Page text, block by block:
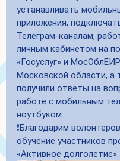
устанавливать
приложения,
Телеграм-каналам,
личным кабинетом на
«Госуслуг» и
Московской области, а
получили ответы на
работе с мобильным
ноутбуком.
❗️Благодарим
обучение участников
«Активное долголетие».